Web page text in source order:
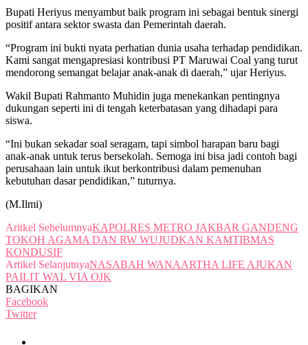
Bupati Heriyus menyambut baik program ini sebagai bentuk sinergi
positif antara sektor swasta dan Pemerintah daerah.
“Program ini bukti nyata perhatian dunia usaha terhadap pendidikan.
Kami sangat mengapresiasi kontribusi PT Maruwai Coal yang turut
mendorong semangat belajar anak-anak di daerah,” ujar Heriyus.
Wakil Bupati Rahmanto Muhidin juga menekankan pentingnya
dukungan seperti ini di tengah keterbatasan yang dihadapi para
siswa.
“Ini bukan sekadar soal seragam, tapi simbol harapan baru bagi
anak-anak untuk terus bersekolah. Semoga ini bisa jadi contoh bagi
perusahaan lain untuk ikut berkontribusi dalam pemenuhan
kebutuhan dasar pendidikan,” tuturnya.
(M.Ilmi)
Aritkel SebelumnyaKAPOLRES METRO JAKBAR GANDENG
TOKOH AGAMA DAN RW WUJUDKAN KAMTIBMAS
KONDUSIF
Artikel SelanjutnyaNASABAH WANAARTHA LIFE AJUKAN
PAILIT WAL VIA OJK
BAGIKAN
Facebook
Twitter